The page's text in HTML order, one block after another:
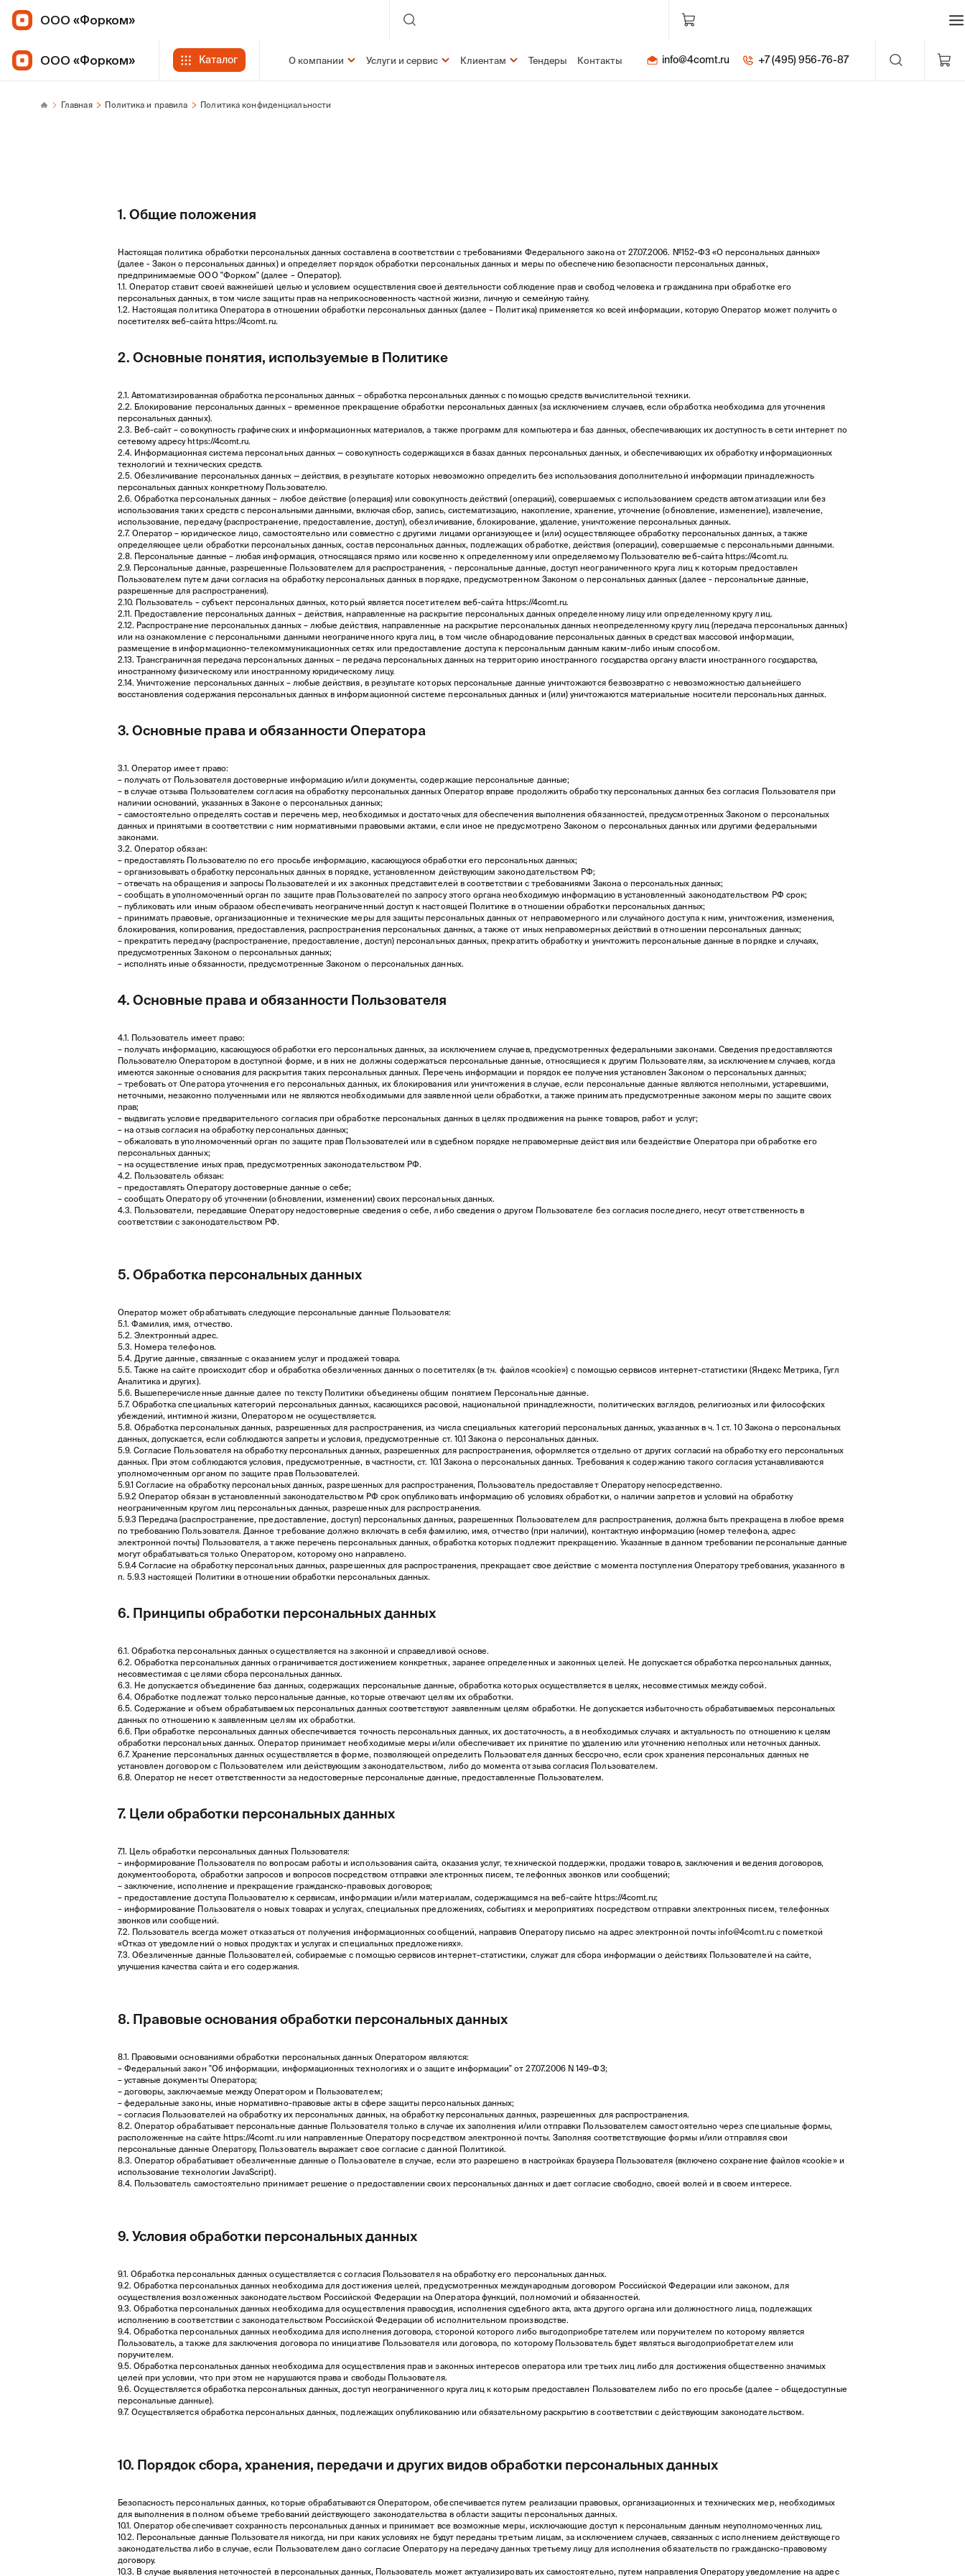
ООО «Форком»
ООО «Форком» Каталог О компании Услуги и сервис Клиентам Тендеры Контакты info@4comt.ru +7 (495) 956-76-87
Главная Политика и правила Политика конфиденциальности
1. Общие положения
Настоящая политика обработки персональных данных составлена в соответствии с требованиями Федерального закона от 27.07.2006. №152-ФЗ «О персональных данных»
(далее - Закон о персональных данных) и определяет порядок обработки персональных данных и меры по обеспечению безопасности персональных данных,
предпринимаемые ООО "Форком" (далее – Оператор).
1.1. Оператор ставит своей важнейшей целью и условием осуществления своей деятельности соблюдение прав и свобод человека и гражданина при обработке его
персональных данных, в том числе защиты прав на неприкосновенность частной жизни, личную и семейную тайну.
1.2. Настоящая политика Оператора в отношении обработки персональных данных (далее – Политика) применяется ко всей информации, которую Оператор может получить о
посетителях веб-сайта https://4comt.ru.
2. Основные понятия, используемые в Политике
2.1. Автоматизированная обработка персональных данных – обработка персональных данных с помощью средств вычислительной техники.
2.2. Блокирование персональных данных – временное прекращение обработки персональных данных (за исключением случаев, если обработка необходима для уточнения
персональных данных).
2.3. Веб-сайт – совокупность графических и информационных материалов, а также программ для компьютера и баз данных, обеспечивающих их доступность в сети интернет по
сетевому адресу https://4comt.ru.
2.4. Информационная система персональных данных — совокупность содержащихся в базах данных персональных данных, и обеспечивающих их обработку информационных
технологий и технических средств.
2.5. Обезличивание персональных данных — действия, в результате которых невозможно определить без использования дополнительной информации принадлежность
персональных данных конкретному Пользователю.
2.6. Обработка персональных данных – любое действие (операция) или совокупность действий (операций), совершаемых с использованием средств автоматизации или без
использования таких средств с персональными данными, включая сбор, запись, систематизацию, накопление, хранение, уточнение (обновление, изменение), извлечение,
использование, передачу (распространение, предоставление, доступ), обезличивание, блокирование, удаление, уничтожение персональных данных.
2.7. Оператор – юридическое лицо, самостоятельно или совместно с другими лицами организующее и (или) осуществляющее обработку персональных данных, а также
определяющее цели обработки персональных данных, состав персональных данных, подлежащих обработке, действия (операции), совершаемые с персональными данными.
2.8. Персональные данные – любая информация, относящаяся прямо или косвенно к определенному или определяемому Пользователю веб-сайта https://4comt.ru.
2.9. Персональные данные, разрешенные Пользователем для распространения, - персональные данные, доступ неограниченного круга лиц к которым предоставлен
Пользователем путем дачи согласия на обработку персональных данных в порядке, предусмотренном Законом о персональных данных (далее - персональные данные,
разрешенные для распространения).
2.10. Пользователь – субъект персональных данных, который является посетителем веб-сайта https://4comt.ru.
2.11. Предоставление персональных данных – действия, направленные на раскрытие персональных данных определенному лицу или определенному кругу лиц.
2.12. Распространение персональных данных – любые действия, направленные на раскрытие персональных данных неопределенному кругу лиц (передача персональных данных)
или на ознакомление с персональными данными неограниченного круга лиц, в том числе обнародование персональных данных в средствах массовой информации,
размещение в информационно-телекоммуникационных сетях или предоставление доступа к персональным данным каким-либо иным способом.
2.13. Трансграничная передача персональных данных – передача персональных данных на территорию иностранного государства органу власти иностранного государства,
иностранному физическому или иностранному юридическому лицу.
2.14. Уничтожение персональных данных – любые действия, в результате которых персональные данные уничтожаются безвозвратно с невозможностью дальнейшего
восстановления содержания персональных данных в информационной системе персональных данных и (или) уничтожаются материальные носители персональных данных.
3. Основные права и обязанности Оператора
3.1. Оператор имеет право:
– получать от Пользователя достоверные информацию и/или документы, содержащие персональные данные;
– в случае отзыва Пользователем согласия на обработку персональных данных Оператор вправе продолжить обработку персональных данных без согласия Пользователя при
наличии оснований, указанных в Законе о персональных данных;
– самостоятельно определять состав и перечень мер, необходимых и достаточных для обеспечения выполнения обязанностей, предусмотренных Законом о персональных
данных и принятыми в соответствии с ним нормативными правовыми актами, если иное не предусмотрено Законом о персональных данных или другими федеральными
законами.
3.2. Оператор обязан:
– предоставлять Пользователю по его просьбе информацию, касающуюся обработки его персональных данных;
– организовывать обработку персональных данных в порядке, установленном действующим законодательством РФ;
– отвечать на обращения и запросы Пользователей и их законных представителей в соответствии с требованиями Закона о персональных данных;
– сообщать в уполномоченный орган по защите прав Пользователей по запросу этого органа необходимую информацию в установленный законодательством РФ срок;
– публиковать или иным образом обеспечивать неограниченный доступ к настоящей Политике в отношении обработки персональных данных;
– принимать правовые, организационные и технические меры для защиты персональных данных от неправомерного или случайного доступа к ним, уничтожения, изменения,
блокирования, копирования, предоставления, распространения персональных данных, а также от иных неправомерных действий в отношении персональных данных;
– прекратить передачу (распространение, предоставление, доступ) персональных данных, прекратить обработку и уничтожить персональные данные в порядке и случаях,
предусмотренных Законом о персональных данных;
– исполнять иные обязанности, предусмотренные Законом о персональных данных.
4. Основные права и обязанности Пользователя
4.1. Пользователь имеет право:
– получать информацию, касающуюся обработки его персональных данных, за исключением случаев, предусмотренных федеральными законами. Сведения предоставляются
Пользователю Оператором в доступной форме, и в них не должны содержаться персональные данные, относящиеся к другим Пользователям, за исключением случаев, когда
имеются законные основания для раскрытия таких персональных данных. Перечень информации и порядок ее получения установлен Законом о персональных данных;
– требовать от Оператора уточнения его персональных данных, их блокирования или уничтожения в случае, если персональные данные являются неполными, устаревшими,
неточными, незаконно полученными или не являются необходимыми для заявленной цели обработки, а также принимать предусмотренные законом меры по защите своих
прав;
– выдвигать условие предварительного согласия при обработке персональных данных в целях продвижения на рынке товаров, работ и услуг;
– на отзыв согласия на обработку персональных данных;
– обжаловать в уполномоченный орган по защите прав Пользователей или в судебном порядке неправомерные действия или бездействие Оператора при обработке его
персональных данных;
– на осуществление иных прав, предусмотренных законодательством РФ.
4.2. Пользователь обязан:
– предоставлять Оператору достоверные данные о себе;
– сообщать Оператору об уточнении (обновлении, изменении) своих персональных данных.
4.3. Пользователи, передавшие Оператору недостоверные сведения о себе, либо сведения о другом Пользователе без согласия последнего, несут ответственность в
соответствии с законодательством РФ.
5. Обработка персональных данных
Оператор может обрабатывать следующие персональные данные Пользователя:
5.1. Фамилия, имя, отчество.
5.2. Электронный адрес.
5.3. Номера телефонов.
5.4. Другие данные, связанные с оказанием услуг и продажей товара.
5.5. Также на сайте происходит сбор и обработка обезличенных данных о посетителях (в т.ч. файлов «cookie») с помощью сервисов интернет-статистики (Яндекс Метрика, Гугл
Аналитика и других).
5.6. Вышеперечисленные данные далее по тексту Политики объединены общим понятием Персональные данные.
5.7. Обработка специальных категорий персональных данных, касающихся расовой, национальной принадлежности, политических взглядов, религиозных или философских
убеждений, интимной жизни, Оператором не осуществляется.
5.8. Обработка персональных данных, разрешенных для распространения, из числа специальных категорий персональных данных, указанных в ч. 1 ст. 10 Закона о персональных
данных, допускается, если соблюдаются запреты и условия, предусмотренные ст. 10.1 Закона о персональных данных.
5.9. Согласие Пользователя на обработку персональных данных, разрешенных для распространения, оформляется отдельно от других согласий на обработку его персональных
данных. При этом соблюдаются условия, предусмотренные, в частности, ст. 10.1 Закона о персональных данных. Требования к содержанию такого согласия устанавливаются
уполномоченным органом по защите прав Пользователей.
5.9.1 Согласие на обработку персональных данных, разрешенных для распространения, Пользователь предоставляет Оператору непосредственно.
5.9.2 Оператор обязан в установленный законодательством РФ срок опубликовать информацию об условиях обработки, о наличии запретов и условий на обработку
неограниченным кругом лиц персональных данных, разрешенных для распространения.
5.9.3 Передача (распространение, предоставление, доступ) персональных данных, разрешенных Пользователем для распространения, должна быть прекращена в любое время
по требованию Пользователя. Данное требование должно включать в себя фамилию, имя, отчество (при наличии), контактную информацию (номер телефона, адрес
электронной почты) Пользователя, а также перечень персональных данных, обработка которых подлежит прекращению. Указанные в данном требовании персональные данные
могут обрабатываться только Оператором, которому оно направлено.
5.9.4 Согласие на обработку персональных данных, разрешенных для распространения, прекращает свое действие с момента поступления Оператору требования, указанного в
п. 5.9.3 настоящей Политики в отношении обработки персональных данных.
6. Принципы обработки персональных данных
6.1. Обработка персональных данных осуществляется на законной и справедливой основе.
6.2. Обработка персональных данных ограничивается достижением конкретных, заранее определенных и законных целей. Не допускается обработка персональных данных,
несовместимая с целями сбора персональных данных.
6.3. Не допускается объединение баз данных, содержащих персональные данные, обработка которых осуществляется в целях, несовместимых между собой.
6.4. Обработке подлежат только персональные данные, которые отвечают целям их обработки.
6.5. Содержание и объем обрабатываемых персональных данных соответствуют заявленным целям обработки. Не допускается избыточность обрабатываемых персональных
данных по отношению к заявленным целям их обработки.
6.6. При обработке персональных данных обеспечивается точность персональных данных, их достаточность, а в необходимых случаях и актуальность по отношению к целям
обработки персональных данных. Оператор принимает необходимые меры и/или обеспечивает их принятие по удалению или уточнению неполных или неточных данных.
6.7. Хранение персональных данных осуществляется в форме, позволяющей определить Пользователя данных бессрочно, если срок хранения персональных данных не
установлен договором с Пользователем или действующим законодательством, либо до момента отзыва согласия Пользователем.
6.8. Оператор не несет ответственности за недостоверные персональные данные, предоставленные Пользователем.
7. Цели обработки персональных данных
7.1. Цель обработки персональных данных Пользователя:
– информирование Пользователя по вопросам работы и использования сайта, оказания услуг, технической поддержки, продажи товаров, заключения и ведения договоров,
документооборота, обработки запросов и вопросов посредством отправки электронных писем, телефонных звонков или сообщений;
– заключение, исполнение и прекращение гражданско-правовых договоров;
– предоставление доступа Пользователю к сервисам, информации и/или материалам, содержащимся на веб-сайте https://4comt.ru;
– информирование Пользователя о новых товарах и услугах, специальных предложениях, событиях и мероприятиях посредством отправки электронных писем, телефонных
звонков или сообщений.
7.2. Пользователь всегда может отказаться от получения информационных сообщений, направив Оператору письмо на адрес электронной почтыinfo@4comt.ruс пометкой
«Отказ от уведомлений о новых продуктах и услугах и специальных предложениях».
7.3. Обезличенные данные Пользователей, собираемые с помощью сервисов интернет-статистики, служат для сбора информации о действиях Пользователей на сайте,
улучшения качества сайта и его содержания.
8. Правовые основания обработки персональных данных
8.1. Правовыми основаниями обработки персональных данных Оператором являются:
– Федеральный закон "Об информации, информационных технологиях и о защите информации" от 27.07.2006 N 149-ФЗ;
– уставные документы Оператора;
– договоры, заключаемые между Оператором и Пользователем;
– федеральные законы, иные нормативно-правовые акты в сфере защиты персональных данных;
– согласия Пользователей на обработку их персональных данных, на обработку персональных данных, разрешенных для распространения.
8.2. Оператор обрабатывает персональные данные Пользователя только в случае их заполнения и/или отправки Пользователем самостоятельно через специальные формы,
расположенные на сайте https://4comt.ruили направленные Оператору посредством электронной почты. Заполняя соответствующие формы и/или отправляя свои
персональные данные Оператору, Пользователь выражает свое согласие с данной Политикой.
8.3. Оператор обрабатывает обезличенные данные о Пользователе в случае, если это разрешено в настройках браузера Пользователя (включено сохранение файлов «cookie» и
использование технологии JavaScript).
8.4. Пользователь самостоятельно принимает решение о предоставлении своих персональных данных и дает согласие свободно, своей волей и в своем интересе.
9. Условия обработки персональных данных
9.1. Обработка персональных данных осуществляется с согласия Пользователя на обработку его персональных данных.
9.2. Обработка персональных данных необходима для достижения целей, предусмотренных международным договором Российской Федерации или законом, для
осуществления возложенных законодательством Российской Федерации на Оператора функций, полномочий и обязанностей.
9.3. Обработка персональных данных необходима для осуществления правосудия, исполнения судебного акта, акта другого органа или должностного лица, подлежащих
исполнению в соответствии с законодательством Российской Федерации об исполнительном производстве.
9.4. Обработка персональных данных необходима для исполнения договора, стороной которого либо выгодоприобретателем или поручителем по которому является
Пользователь, а также для заключения договора по инициативе Пользователя или договора, по которому Пользователь будет являться выгодоприобретателем или
поручителем.
9.5. Обработка персональных данных необходима для осуществления прав и законных интересов оператора или третьих лиц либо для достижения общественно значимых
целей при условии, что при этом не нарушаются права и свободы Пользователя.
9.6. Осуществляется обработка персональных данных, доступ неограниченного круга лиц к которым предоставлен Пользователем либо по его просьбе (далее – общедоступные
персональные данные).
9.7. Осуществляется обработка персональных данных, подлежащих опубликованию или обязательному раскрытию в соответствии с действующим законодательством.
10. Порядок сбора, хранения, передачи и других видов обработки персональных данных
Безопасность персональных данных, которые обрабатываются Оператором, обеспечивается путем реализации правовых, организационных и технических мер, необходимых
для выполнения в полном объеме требований действующего законодательства в области защиты персональных данных.
10.1. Оператор обеспечивает сохранность персональных данных и принимает все возможные меры, исключающие доступ к персональным данным неуполномоченных лиц.
10.2. Персональные данные Пользователя никогда, ни при каких условиях не будут переданы третьим лицам, за исключением случаев, связанных с исполнением действующего
законодательства либо в случае, если Пользователем дано согласие Оператору на передачу данных третьему лицу для исполнения обязательств по гражданско-правовому
договору.
10.3. В случае выявления неточностей в персональных данных, Пользователь может актуализировать их самостоятельно, путем направления Оператору уведомление на адрес